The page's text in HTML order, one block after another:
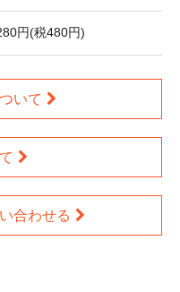
円(税480円)
いて
合わせる